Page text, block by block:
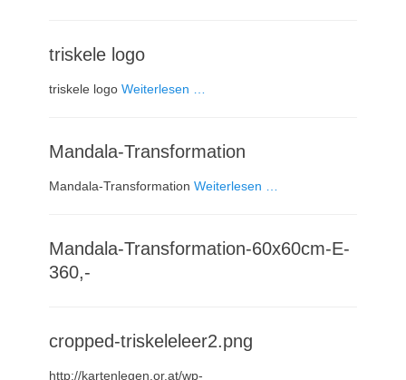
triskele logo
triskele logo Weiterlesen …
Mandala-Transformation
Mandala-Transformation Weiterlesen …
Mandala-Transformation-60x60cm-E-
360,-
cropped-triskeleleer2.png
http://kartenlegen.or.at/wp-